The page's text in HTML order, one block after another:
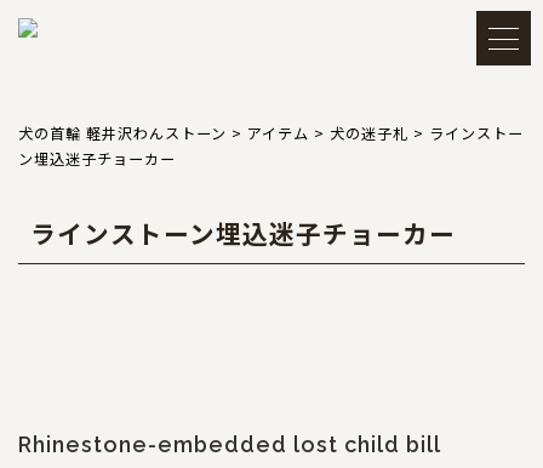
メルマガ登録・解除 アカウント
犬の首輪 軽井沢わんストーン > アイテム > 犬の迷子札 > ラインストー
ン埋込迷子チョーカー
ラインストーン埋込迷子チョーカー
Rhinestone-embedded lost child bill